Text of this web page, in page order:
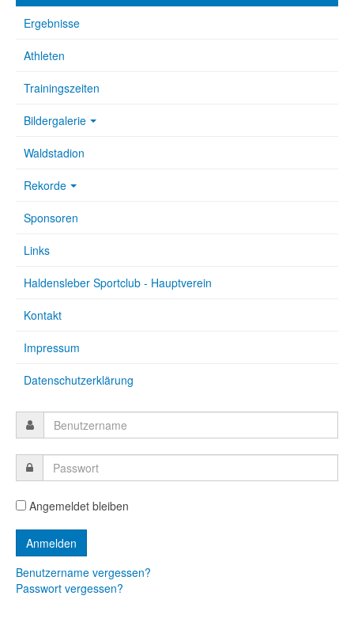
Ergebnisse
Athleten
Trainingszeiten
Bildergalerie
Waldstadion
Rekorde
Sponsoren
Links
Haldensleber Sportclub - Hauptverein
Kontakt
Impressum
Datenschutzerklärung
Angemeldet bleiben
Benutzername vergessen?
Passwort vergessen?